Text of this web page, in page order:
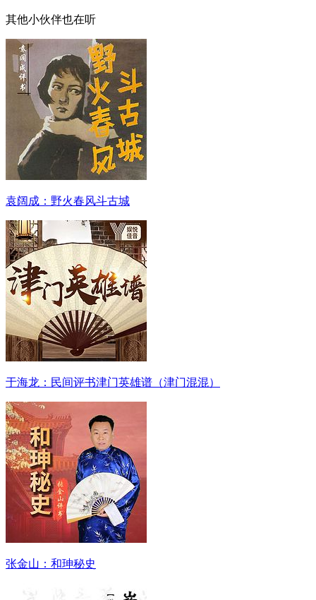
其他小伙伴也在听
袁阔成：野火春风斗古城
于海龙：民间评书津门英雄谱（津门混混）
张金山：和珅秘史